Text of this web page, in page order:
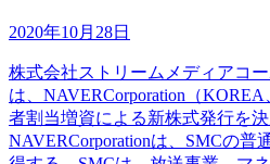
2020年10月28日
株式会社ストリームメディアコ
は、NAVERCorporation（
者割当増資による新株式発行を決
NAVERCorporationは、SMCの普